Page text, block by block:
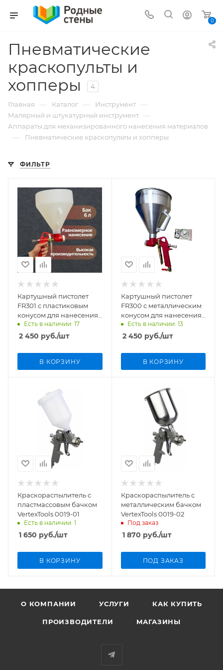
0
Пневматические
краскопульты и
хопперы
4
Главная — Каталог — Инструмент —
Малярный и штукатурный инструмент —
Аппараты для механизированного нанесения материалов
— Пневматические краскопульты и хопперы
ФИЛЬТР
Картушный пистолет
FR301 с пластиковым
конусом для нанесения
вязких материалов
Есть в наличии: 17
2 450 руб./шт
В КОРЗИНУ
Картушный пистолет
FR300 с металлическим
конусом для нанесения
вязких материалов
Есть в наличии: 13
2 450 руб./шт
В КОРЗИНУ
Краскораспылитель с
пластмассовым бачком
VertexTools 0019-01
Есть в наличии: 1
1 650 руб./шт
В КОРЗИНУ
Краскораспылитель с
металлическим бачком
VertexTools 0019-02
Под заказ
1 870 руб./шт
ПОД ЗАКАЗ
О КОМПАНИИ УСЛУГИ КАК КУПИТЬ
ПРОИЗВОДИТЕЛИ МАГАЗИНЫ